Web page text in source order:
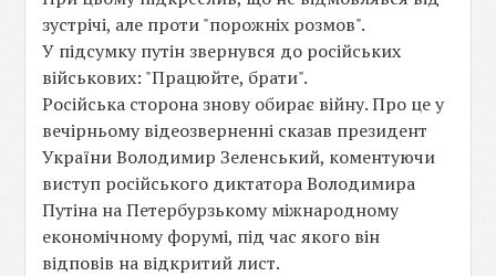
зустрічі, але проти "порожніх розмов".
У підсумку путін звернувся до російських
військових: "Працюйте, брати".
Російська сторона знову обирає війну. Про це у
вечірньому відеозверненні сказав президент
України Володимир Зеленський, коментуючи
виступ російського диктатора Володимира
Путіна на Петербурзькому міжнародному
економічному форумі, під час якого він
відповів на відкритий лист.